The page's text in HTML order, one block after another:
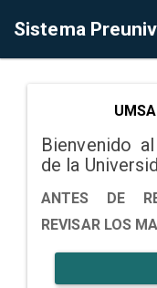
Sistema
Bienvenido
de la
ANTES DE
REVISAR LOS